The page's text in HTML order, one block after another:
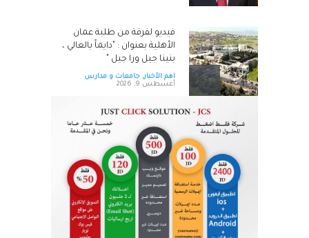
فيديو لفرقة من طلبة عمان
الأهلية بعنوان : "دايماً بالعالي ،
بنينا جيل ورا جيل "
اهم الأخبار, جامعات و مدارس
أغسطس 9, 2026
سامسونج وSpotify تتعاونان
لإتاحة تجربة Spotify Premium
على المزيد من الأجهزة
اقتصاد,اهم الأخبار أغسطس 9, 2026
بشر محمد خير قرباع.. مبارك
تخرجك من الجامعة الأردنية